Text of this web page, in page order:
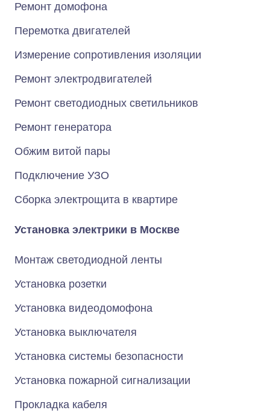
Ремонт домофона
Перемотка двигателей
Измерение сопротивления изоляции
Ремонт электродвигателей
Ремонт светодиодных светильников
Ремонт генератора
Обжим витой пары
Подключение УЗО
Сборка электрощита в квартире
Установка электрики в Москве
Монтаж светодиодной ленты
Установка розетки
Установка видеодомофона
Установка выключателя
Установка системы безопасности
Установка пожарной сигнализации
Прокладка кабеля